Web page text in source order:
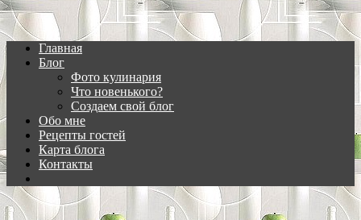
Главная
Блог
Фото кулинария
Что новенького?
Создаем свой блог
Обо мне
Рецепты гостей
Карта блога
Контакты